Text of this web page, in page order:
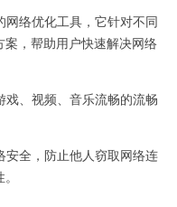
络优化工具，它针对不同
，帮助用户快速解决网络
、视频、音乐流畅的流畅
全，防止他人窃取网络连